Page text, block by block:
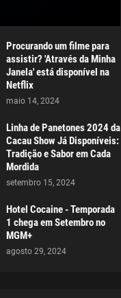
Procurando um filme para
assistir? 'Através da Minha
Janela' está disponível na
Netflix
maio 14, 2024
Linha de Panetones 2024 da
Cacau Show Já Disponíveis:
Tradição e Sabor em Cada
Mordida
setembro 15, 2024
Hotel Cocaine - Temporada
1 chega em Setembro no
MGM+
agosto 29, 2024